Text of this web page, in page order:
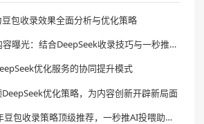
包收录效果全面分析与优化策略
提升收录效率与内容曝光：结合DeepSeek收录技巧与一秒推AI投喂的创新策略
优化服务的协同提升模式
优化策略，为内容创新开辟新局面
热销榜单：2026年豆包收录策略顶级推荐，一秒推AI投喂助你引领流量新风尚